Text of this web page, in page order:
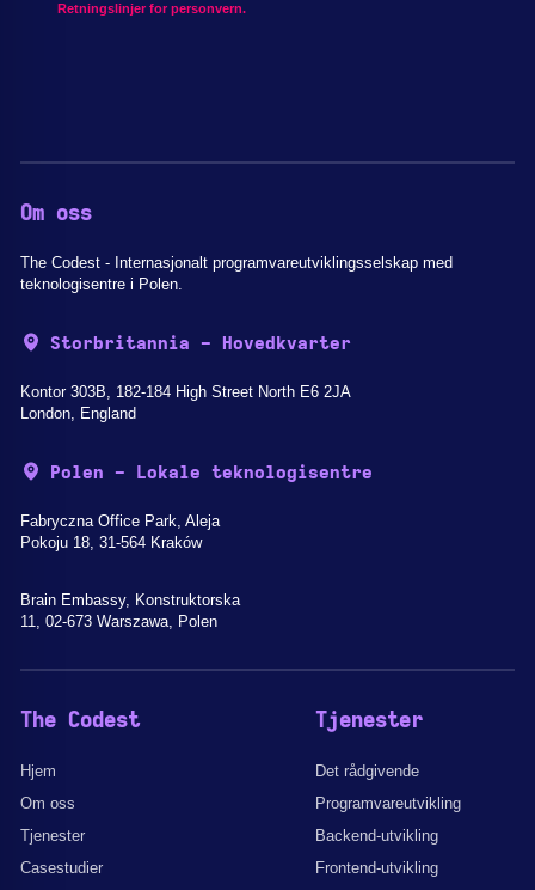
Retningslinjer for personvern.
Om oss
The Codest - Internasjonalt programvareutviklingsselskap med
teknologisentre i Polen.
Storbritannia - Hovedkvarter
Kontor 303B, 182-184 High Street North E6 2JA
London, England
Polen - Lokale teknologisentre
Fabryczna Office Park, Aleja
Pokoju 18, 31-564 Kraków
Brain Embassy, Konstruktorska
11, 02-673 Warszawa, Polen
The Codest
Hjem
Om oss
Tjenester
Casestudier
Tjenester
Det rådgivende
Programvareutvikling
Backend-utvikling
Frontend-utvikling